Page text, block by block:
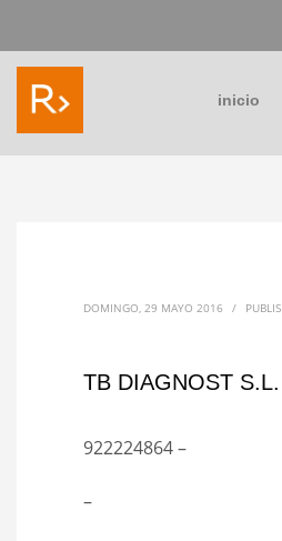
inicio
DOMINGO, 29 MAYO 2016 /
TB DIAGNOST S.L.
922224864 –
–